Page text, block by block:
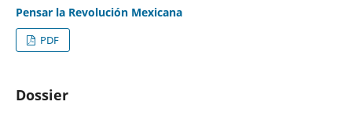
Pensar la Revolución Mexicana
PDF
Dossier